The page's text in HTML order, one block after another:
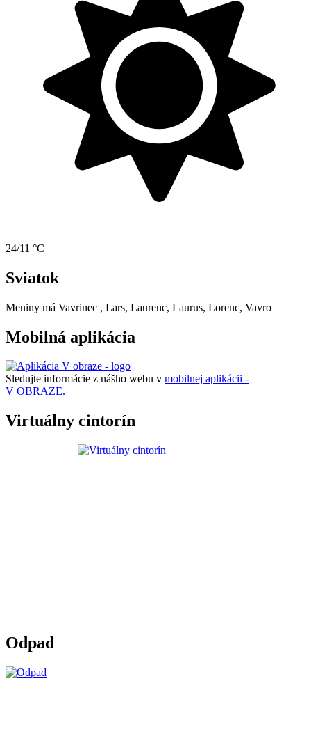
24/11 °C
Sviatok
Meniny má Vavrinec , Lars, Laurenc, Laurus, Lorenc, Vavro
Mobilná aplikácia
Sledujte informácie z nášho webu v mobilnej aplikácii -
V OBRAZE.
Virtuálny cintorín
Odpad